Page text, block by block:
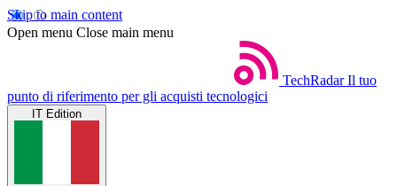
Skip to main content
Open menu Close main menu
TechRadar Il tuo
punto di riferimento per gli acquisti tecnologici
IT Edition